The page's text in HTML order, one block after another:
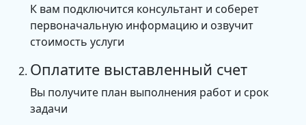
К вам подключится консультант и соберет
первоначальную информацию и озвучит
стоимость услуги
Оплатите выставленный счет
Вы получите план выполнения работ и срок
задачи